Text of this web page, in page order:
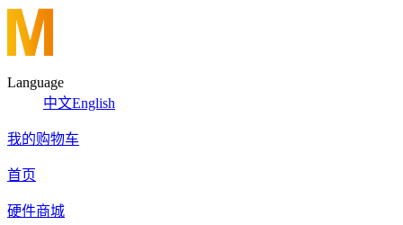
Language
中文English
我的购物车
首页
硬件商城